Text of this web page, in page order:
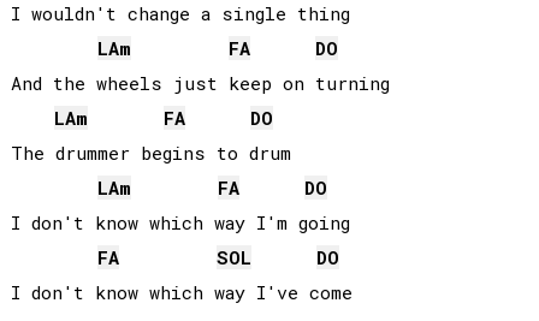
I wouldn't change a single thing
LAm FA
DO
And the wheels just keep on turning
LAm FA
DO
The drummer begins to drum
LAm FA
DO
I don't know which way I'm going
FA
SOL
DO
I don't know which way I've come